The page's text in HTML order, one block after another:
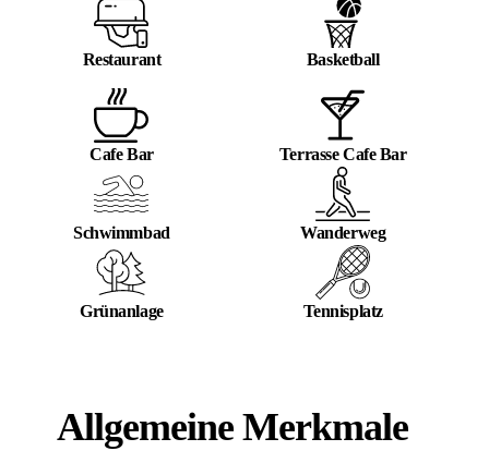
Restaurant Basketball
Cafe Bar Terrasse Cafe Bar
Schwimmbad Wanderweg
Grünanlage Tennisplatz
Allgemeine Merkmale